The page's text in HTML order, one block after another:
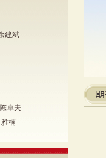
建斌
卓夫
楠